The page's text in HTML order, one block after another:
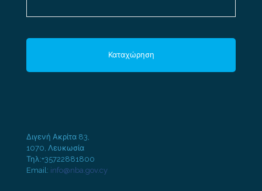
Διγενή Ακρίτα 83,
1070, Λευκωσία
Τηλ:+35722881800
Email: info@nba.gov.cy